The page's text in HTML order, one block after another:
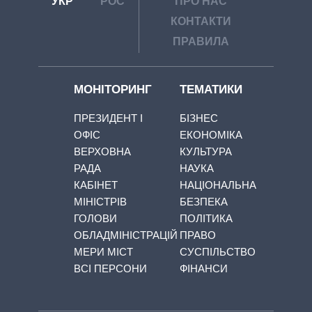
КОНТАКТИ
ПРАВИЛА
МОНІТОРИНГ
ПРЕЗИДЕНТ І
ОФІС
ВЕРХОВНА
РАДА
КАБІНЕТ
МІНІСТРІВ
ГОЛОВИ
ОБЛАДМІНІСТРАЦІЙ
МЕРИ МІСТ
ВСІ ПЕРСОНИ
ТЕМАТИКИ
БІЗНЕС
ЕКОНОМІКА
КУЛЬТУРА
НАУКА
НАЦІОНАЛЬНА
БЕЗПЕКА
ПОЛІТИКА
ПРАВО
СУСПІЛЬСТВО
ФІНАНСИ